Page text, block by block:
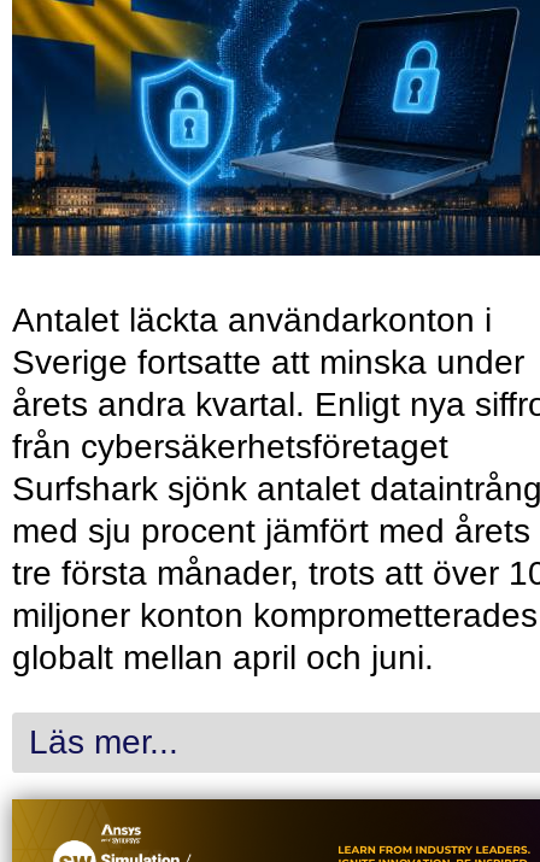
Antalet läckta användarkonton i
Sverige fortsatte att minska under
årets andra kvartal. Enligt nya
från cybersäkerhetsföretaget
Surfshark sjönk antalet
med sju procent jämfört med årets
tre första månader, trots att över
miljoner konton komprometterades
globalt mellan april och juni.
Läs mer...